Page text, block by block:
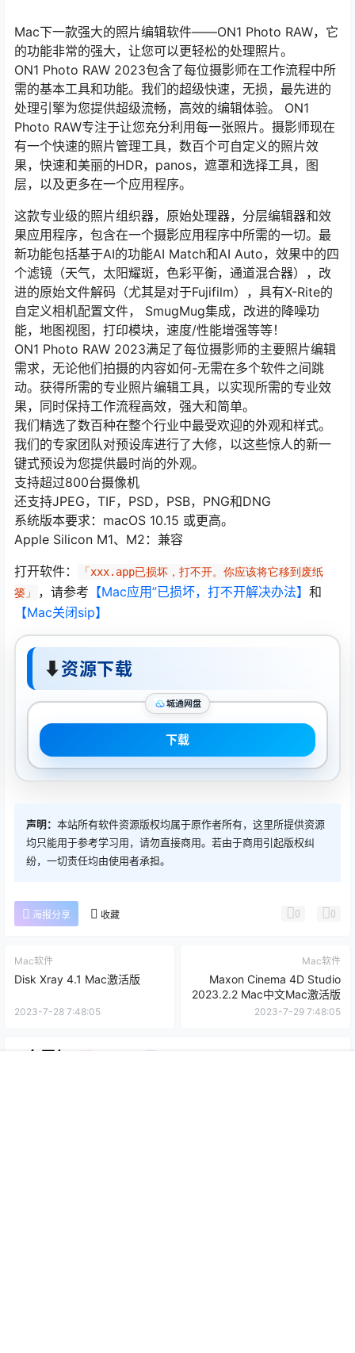
Mac下一款强大的照片编辑软件——ON1 Photo RAW，它
的功能非常的强大，让您可以更轻松的处理照片。
ON1 Photo RAW 2023包含了每位摄影师在工作流程中所
需的基本工具和功能。我们的超级快速，无损，最先进的
处理引擎为您提供超级流畅，高效的编辑体验。 ON1
Photo RAW专注于让您充分利用每一张照片。摄影师现在
有一个快速的照片管理工具，数百个可自定义的照片效
果，快速和美丽的HDR，panos，遮罩和选择工具，图
层，以及更多在一个应用程序。
这款专业级的照片组织器，原始处理器，分层编辑器和效
果应用程序，包含在一个摄影应用程序中所需的一切。最
新功能包括基于AI的功能AI Match和AI Auto，效果中的四
个滤镜（天气，太阳耀斑，色彩平衡，通道混合器），改
进的原始文件解码（尤其是对于Fujifilm），具有X-Rite的
自定义相机配置文件， SmugMug集成，改进的降噪功
能，地图视图，打印模块，速度/性能增强等等！
ON1 Photo RAW 2023满足了每位摄影师的主要照片编辑
需求，无论他们拍摄的内容如何-无需在多个软件之间跳
动。获得所需的专业照片编辑工具，以实现所需的专业效
果，同时保持工作流程高效，强大和简单。
我们精选了数百种在整个行业中最受欢迎的外观和样式。
我们的专家团队对预设库进行了大修，以这些惊人的新一
键式预设为您提供最时尚的外观。
支持超过800台摄像机
还支持JPEG，TIF，PSD，PSB，PNG和DNG
系统版本要求：macOS 10.15 或更高。
Apple Silicon M1、M2：兼容
打开软件：
「xxx.app已损坏，打不开。你应该将它移到废纸
篓」
，请参考 【Mac应用”已损坏，打不开解决办法】 和
【Mac关闭sip】
⬇资源下载
城通网盘
下载
声明： 本站所有软件资源版权均属于原作者所有，这里所提供资源
均只能用于参考学习用，请勿直接商用。若由于商用引起版权纠
纷，一切责任均由使用者承担。
海报分享 收藏 0 0
Mac软件
Disk Xray 4.1 Mac激活版
2023-7-28 7:48:05
Mac软件
Maxon Cinema 4D Studio
2023.2.2 Mac中文Mac激活版
2023-7-29 7:48:05